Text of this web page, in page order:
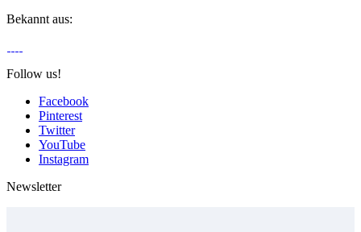
Bekannt aus:
Follow us!
Facebook
Pinterest
Twitter
YouTube
Instagram
Newsletter